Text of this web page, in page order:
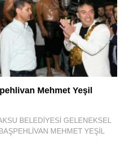
Mehmet Yeşil
BELEDİYESİ GELENEKSEL
MEHMET YEŞİL